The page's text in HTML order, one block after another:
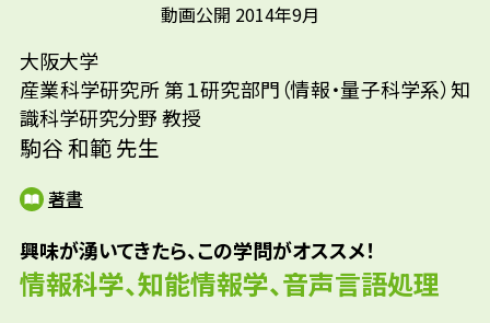
動画公開 2014年9月
大阪大学
産業科学研究所 第１研究部門（情報・量子科学系）知
識科学研究分野 教授
駒谷 和範 先生
著書
興味が湧いてきたら、この学問がオススメ！
情報科学、知能情報学、音声言語処理
工学部がよいと思い、また「物理的なことよ
り抽象的なことの方が面白そう」と思ったた
め、情報工学科に進学しました。そこで、人
の言葉をコンピュータで扱う「自然言語処
理」や「音声情報処理」という分野に出会っ
とだろう？」と不思議に思い、それを追い求
ました。
先輩たちはどんな仕事に携わって
いるの？
参考資料